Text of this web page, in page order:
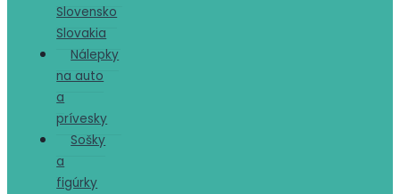
Slovensko
Slovakia
Nálepky
na auto
a
prívesky
Sošky
a
figúrky